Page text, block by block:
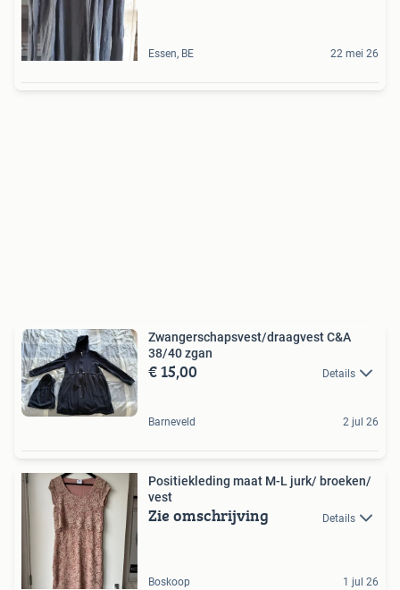
Essen, BE 22 mei 26
Zwangerschapsvest/draagvest C&A
38/40 zgan
€ 15,00 Details
Barneveld 2 jul 26
Positiekleding maat M-L jurk/ broeken/
vest
Zie omschrijving Details
Boskoop 1 jul 26